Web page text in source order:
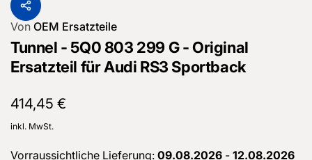
Von OEM Ersatzteile
Tunnel - 5Q0 803 299 G - Original
Ersatzteil für Audi RS3 Sportback
Normaler
Preis
414,45 €
inkl. MwSt.
Vorraussichtliche Lieferung: 09.08.2026 - 12.08.2026